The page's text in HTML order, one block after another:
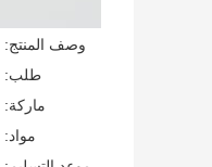
وصف المنتج:
طلب:
ماركة:
مواد: